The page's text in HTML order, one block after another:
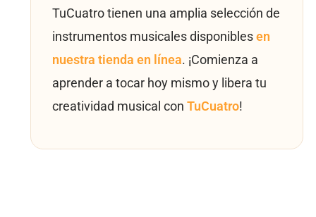
TuCuatro tienen una amplia selección de
instrumentos musicales disponibles en
nuestra tienda en línea. ¡Comienza a
aprender a tocar hoy mismo y libera tu
creatividad musical con TuCuatro!